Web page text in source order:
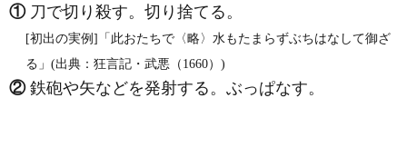
①刀で切り殺す。切り捨てる。
[初出の実例]「此おたちで〈略〉水もたまらずぶちはなして御ざ
る」(出典：狂言記・武悪（1660）)
②鉄砲や矢などを発射する。ぶっぱなす。